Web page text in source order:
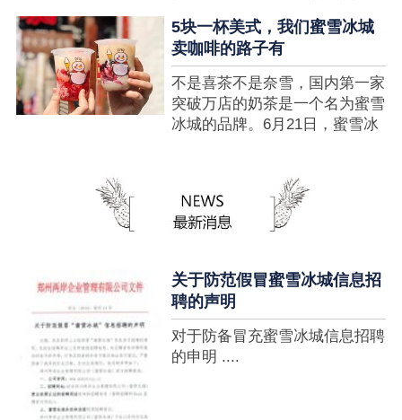
了，这个连名字都没怎么听过的
奶茶店，怎么就悄咪咪地开了这
么多家了？ 也许大家对
5000 家店是什么量级没什么概
念，我来给对....
5块一杯美式，我们蜜雪冰城
卖咖啡的路子有
不是喜茶不是奈雪，国内第一家
突破万店的奶茶是一个名为蜜雪
冰城的品牌。6月21日，蜜雪冰
家，买多少送多少”的横幅，这
个自1997年开始营业的街边奶
茶店正逐渐展露它的锋芒。不过
关于防范假冒蜜雪冰城信息招
聘的声明
对于防备冒充蜜雪冰城信息招聘
的申明 ....